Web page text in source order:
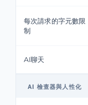
每次請求的字元數限
制
AI聊天
AI 檢查器與人性化